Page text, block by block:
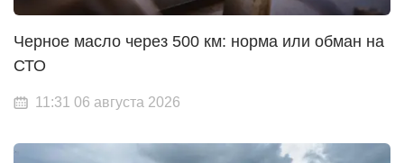
Черное масло через 500 км: норма или обман на
СТО
11:31 06 августа 2026